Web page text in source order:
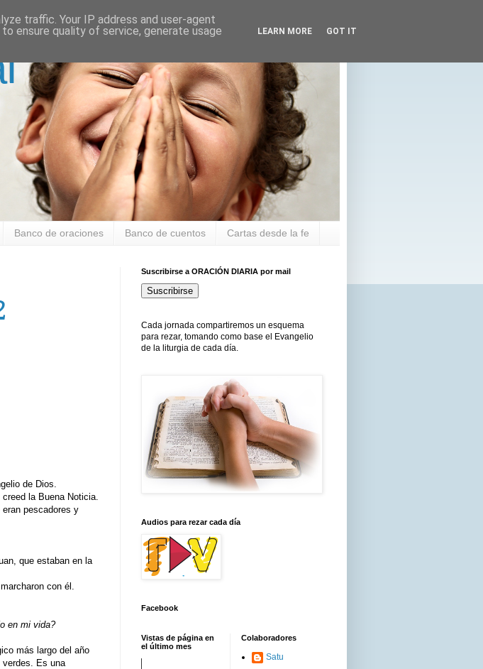
Banco de oraciones Banco de cuentos Cartas desde la fe
de Dios.
la Buena Noticia.
pescadores y
que estaban en la
con él.
en mi vida?
más largo del año
verdes. Es una
Suscribirse a ORACIÓN DIARIA por mail
Suscribirse
Cada jornada compartiremos un esquema
para rezar, tomando como base el Evangelio
de la liturgia de cada día.
Audios para rezar cada día
Facebook
Vistas de página en
el último mes
Colaboradores
Satu
traffic. Your IP address and user-agent
ensure quality of service, generate usage
LEARN MORE GOT IT